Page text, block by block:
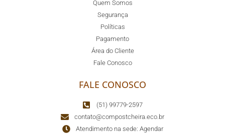
Quem Somos
Segurança
Políticas
Pagamento
Área do Cliente
Fale Conosco
FALE CONOSCO
(51) 99779-2597
contato@compostcheira.eco.br
Atendimento na sede: Agendar